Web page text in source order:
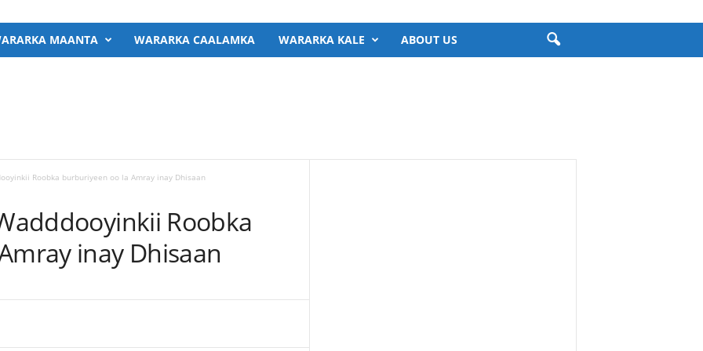
MAANTA WARARKA CAALAMKA WARARKA KALE ABOUT US
Roobka burburiyeen oo la Amray inay Dhisaan
Roobka
inay Dhisaan